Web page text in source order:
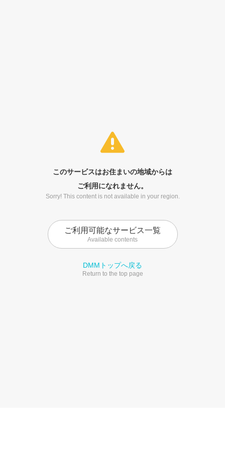
このサービスはお住まいの地域からは
ご利用になれません。
Sorry! This content is not available in your region.
ご利用可能なサービス一覧
Available contents
DMMトップへ戻る
Return to the top page